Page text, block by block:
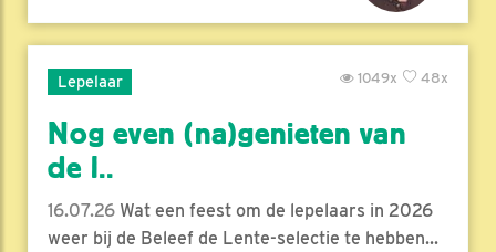
Lepelaar 48x
1049x
Nog even (na)genieten van
de l..
16.07.26 Wat een feest om de lepelaars in 2026
weer bij de Beleef de Lente-selectie te hebben...